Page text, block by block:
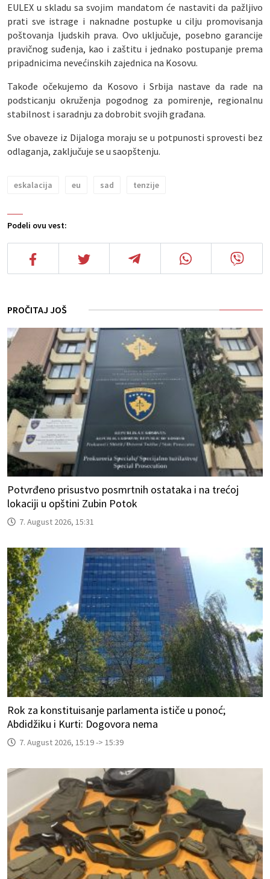
Podeli ovu vest:
EULEX u skladu sa svojim mandatom će nastaviti da pažljivo
prati sve istrage i naknadne postupke u cilju promovisanja
poštovanja ljudskih prava. Ovo uključuje, posebno garancije
pravičnog suđenja, kao i zaštitu i jednako postupanje prema
pripadnicima nevećinskih zajednica na Kosovu.
Takođe očekujemo da Kosovo i Srbija nastave da rade na
podsticanju okruženja pogodnog za pomirenje, regionalnu
stabilnost i saradnju za dobrobit svojih građana.
Sve obaveze iz Dijaloga moraju se u potpunosti sprovesti bez
odlaganja, zaključuje se u saopštenju.
eskalacija eu sad tenzije
PROČITAJ JOŠ
Potvrđeno prisustvo posmrtnih ostataka i na trećoj
lokaciji u opštini Zubin Potok
7. August 2026, 15:31
Rok za konstituisanje parlamenta ističe u ponoć;
Abdidžiku i Kurti: Dogovora nema
7. August 2026, 15:19 -> 15:39